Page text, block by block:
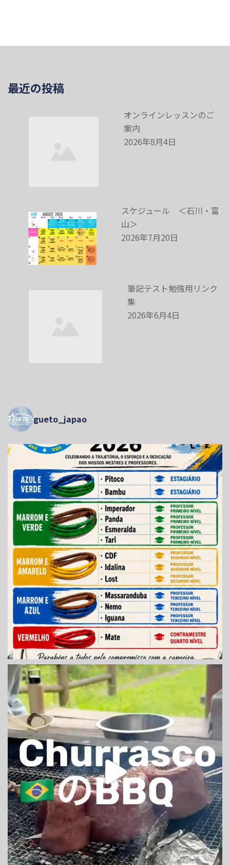
最近の投稿
オンラインレッスンのご
案内
2026年8月4日
スケジュール ＜石川・富
山＞
2026年7月20日
筆記テスト勉強用リンク
集
2026年6月4日
gueto_japao